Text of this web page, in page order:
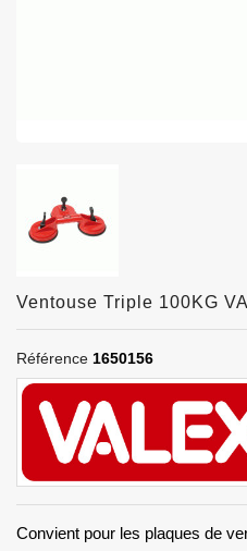
Ventouse Triple 100KG
Référence 1650156
Convient pour les plaques de